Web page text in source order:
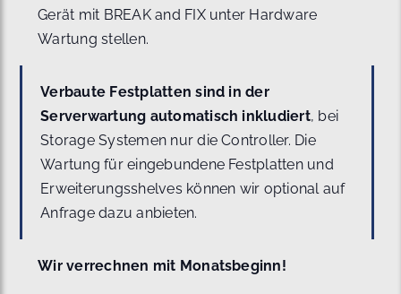
Gerät mit BREAK and FIX unter Hardware
Wartung stellen.
Verbaute Festplatten sind in der
Serverwartung automatisch inkludiert, bei
Storage Systemen nur die Controller. Die
Wartung für eingebundene Festplatten und
Erweiterungsshelves können wir optional auf
Anfrage dazu anbieten.
Wir verrechnen mit Monatsbeginn!